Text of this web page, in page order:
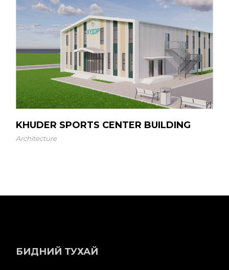
KHUDER SPORTS CENTER BUILDING
Architecture
БИДНИЙ ТУХАЙ